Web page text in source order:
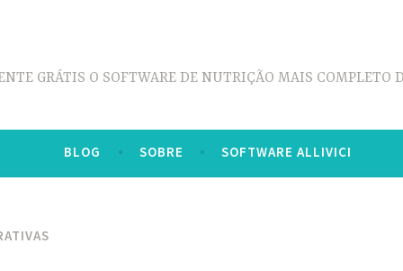
GRÁTIS O SOFTWARE DE NUTRIÇÃO MAIS COMPLETO
BLOG SOBRE SOFTWARE ALLIVICI